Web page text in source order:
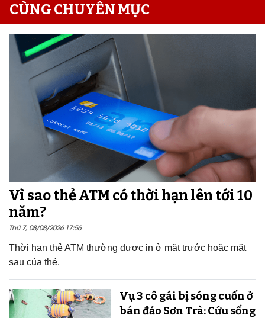
CÙNG CHUYÊN MỤC
Vì sao thẻ ATM có thời hạn lên tới 10
năm?
Thứ 7, 08/08/2026 17:56
Thời hạn thẻ ATM thường được in ở mặt trước hoặc mặt
sau của thẻ.
Vụ 3 cô gái bị sóng cuốn ở
bán đảo Sơn Trà: Cứu sống